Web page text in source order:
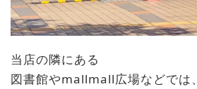
当店の隣にある
図書館やmallmall広場などでは、